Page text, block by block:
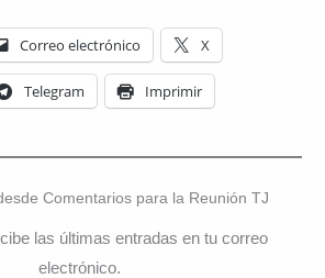
Correo electrónico X
Telegram Imprimir
Comentarios para la Reunión TJ
las últimas entradas en tu correo
electrónico.